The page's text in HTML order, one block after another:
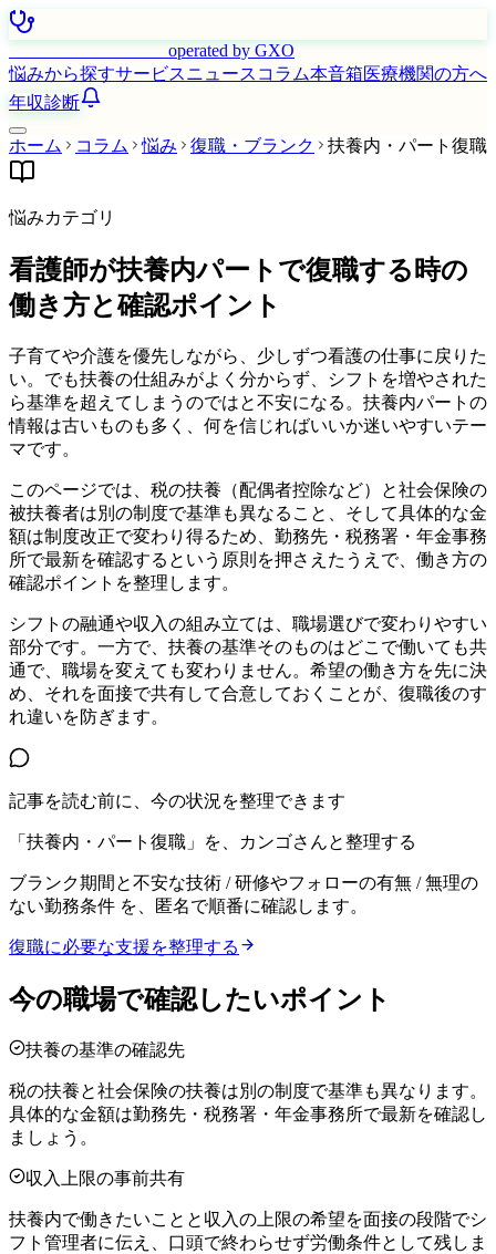
operated by GXO
悩みから探すサービスニュース コラム本音箱医療機関の方へ
年収診断
ホーム コラム 悩み 復職・ブランク 扶養内・パート復職
悩みカテゴリ
看護師が扶養内パートで復職する時の
働き方と確認ポイント
子育てや介護を優先しながら、少しずつ看護の仕事に戻りた
い。でも扶養の仕組みがよく分からず、シフトを増やされた
ら基準を超えてしまうのではと不安になる。扶養内パートの
情報は古いものも多く、何を信じればいいか迷いやすいテー
マです。
このページでは、税の扶養（配偶者控除など）と社会保険の
被扶養者は別の制度で基準も異なること、そして具体的な金
額は制度改正で変わり得るため、勤務先・税務署・年金事務
所で最新を確認するという原則を押さえたうえで、働き方の
確認ポイントを整理します。
シフトの融通や収入の組み立ては、職場選びで変わりやすい
部分です。一方で、扶養の基準そのものはどこで働いても共
通で、職場を変えても変わりません。希望の働き方を先に決
め、それを面接で共有して合意しておくことが、復職後のす
れ違いを防ぎます。
記事を読む前に、今の状況を整理できます
「扶養内・パート復職」を、カンゴさんと整理する
ブランク期間と不安な技術 / 研修やフォローの有無 / 無理の
ない勤務条件 を、匿名で順番に確認します。
復職に必要な支援を整理する
今の職場で確認したいポイント
扶養の基準の確認先
税の扶養と社会保険の扶養は別の制度で基準も異なります。
具体的な金額は勤務先・税務署・年金事務所で最新を確認し
ましょう。
収入上限の事前共有
扶養内で働きたいことと収入の上限の希望を面接の段階でシ
フト管理者に伝え、口頭で終わらせず労働条件として残しま